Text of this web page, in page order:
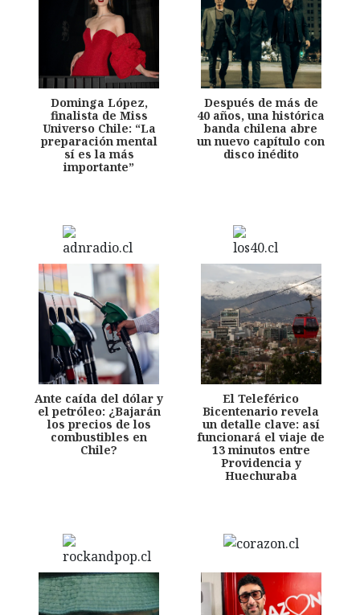
Dominga López,
finalista de Miss
Universo Chile: “La
preparación mental
sí es la más
importante”
Después de más de
40 años, una histórica
banda chilena abre
un nuevo capítulo con
disco inédito
Ante caída del dólar y
el petróleo: ¿Bajarán
los precios de los
combustibles en
Chile?
El Teleférico
Bicentenario revela
un detalle clave: así
funcionará el viaje de
13 minutos entre
Providencia y
Huechuraba